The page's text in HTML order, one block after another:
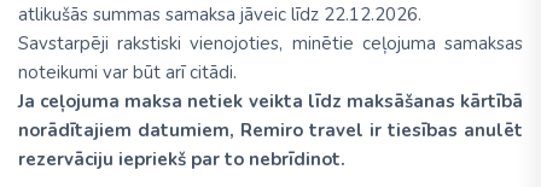
atlikušās summas samaksa jāveic līdz 22.12.2026.
Savstarpēji rakstiski vienojoties, minētie ceļojuma samaksas
noteikumi var būt arī citādi.
Ja ceļojuma maksa netiek veikta līdz maksāšanas kārtībā
norādītajiem datumiem, Remiro travel ir tiesības anulēt
rezervāciju iepriekš par to nebrīdinot.